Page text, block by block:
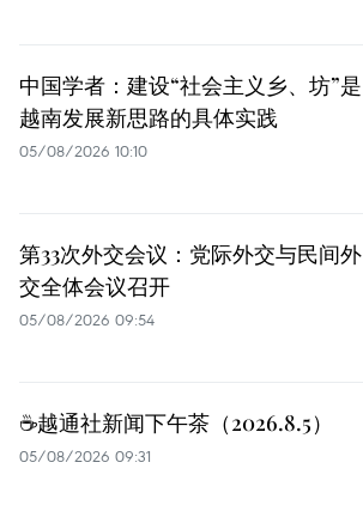
中国学者：建设“社会主义乡、坊”是
越南发展新思路的具体实践
05/08/2026 10:10
第33次外交会议：党际外交与民间外
交全体会议召开
05/08/2026 09:54
☕️越通社新闻下午茶（2026.8.5）
05/08/2026 09:31